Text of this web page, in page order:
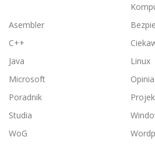
Asembler
C++
Java
Linux
Microsoft
Opinia
Poradnik
Studia
WoG